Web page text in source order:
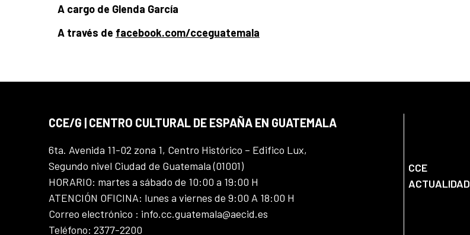
A cargo de Glenda García
A través de facebook.com/cceguatemala
CCE/G | CENTRO CULTURAL DE ESPAÑA EN GUATEMALA
6ta. Avenida 11-02 zona 1, Centro Histórico – Edifico Lux,
Segundo nivel Ciudad de Guatemala (01001)
HORARIO: martes a sábado de 10:00 a 19:00 H
ATENCIÓN OFICINA: lunes a viernes de 9:00 A 18:00 H
Correo electrónico : info.cc.guatemala@aecid.es
Teléfono: 2377-2200
CCE
ACTUALIDAD